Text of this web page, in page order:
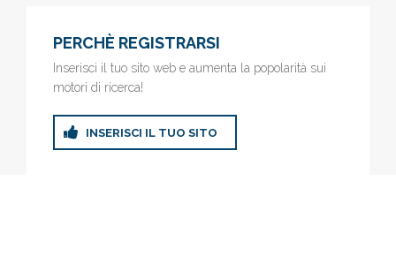
PERCHÈ REGISTRARSI
Inserisci il tuo sito web e aumenta la popolarità sui
motori di ricerca!
INSERISCI IL TUO SITO